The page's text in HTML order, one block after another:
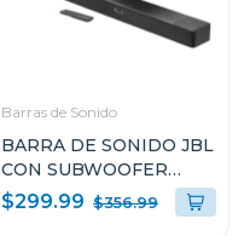
Barras de Sonido
BARRA DE SONIDO JBL
CON SUBWOOFER
INALAMBRICO DOLBY
ATMOS SB595BLKC
$299.99 $356.99